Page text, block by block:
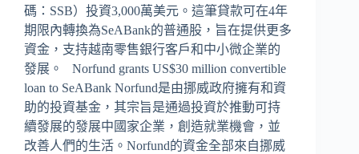
碼：SSB）投資3,000萬美元。這筆貸款可在4年
期限內轉換為SeABank的普通股，旨在提供更多
資金，支持越南零售銀行客戶和中小微企業的
發展。 Norfund grants US$30 million convertible
loan to SeABank Norfund是由挪威政府擁有和資
助的投資基金，其宗旨是通過投資於推動可持
續發展的發展中國家企業，創造就業機會，並
改善人們的生活。Norfund的資金全部來自挪威